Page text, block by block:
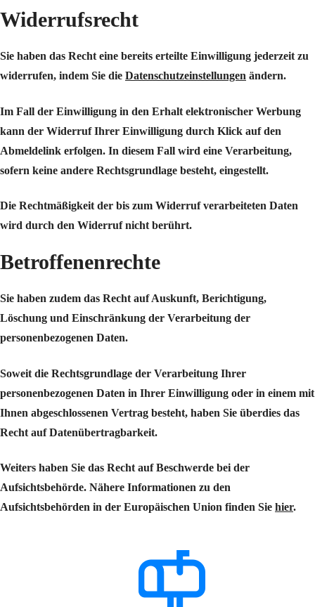
Widerrufsrecht
Sie haben das Recht eine bereits erteilte Einwilligung jederzeit zu
widerrufen, indem Sie die Datenschutzeinstellungen ändern.
Im Fall der Einwilligung in den Erhalt elektronischer Werbung
kann der Widerruf Ihrer Einwilligung durch Klick auf den
Abmeldelink erfolgen. In diesem Fall wird eine Verarbeitung,
sofern keine andere Rechtsgrundlage besteht, eingestellt.
Die Rechtmäßigkeit der bis zum Widerruf verarbeiteten Daten
wird durch den Widerruf nicht berührt.
Betroffenenrechte
Sie haben zudem das Recht auf Auskunft, Berichtigung,
Löschung und Einschränkung der Verarbeitung der
personenbezogenen Daten.
Soweit die Rechtsgrundlage der Verarbeitung Ihrer
personenbezogenen Daten in Ihrer Einwilligung oder in einem mit
Ihnen abgeschlossenen Vertrag besteht, haben Sie überdies das
Recht auf Datenübertragbarkeit.
Weiters haben Sie das Recht auf Beschwerde bei der
Aufsichtsbehörde. Nähere Informationen zu den
Aufsichtsbehörden in der Europäischen Union finden Sie hier.